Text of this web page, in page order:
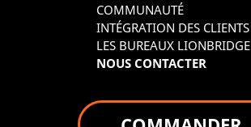
COMMUNAUTÉ
INTÉGRATION DES CLIENTS
LES BUREAUX LIONBRIDGE
NOUS CONTACTER